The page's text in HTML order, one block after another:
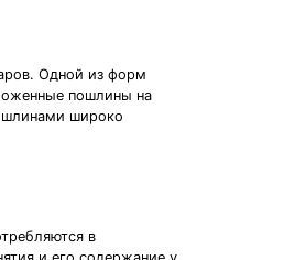
Одной из форм
пошлины на
широко
в